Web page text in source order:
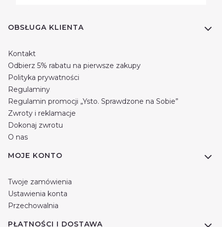
Linki w stopce
OBSŁUGA KLIENTA
Kontakt
Odbierz 5% rabatu na pierwsze zakupy
Polityka prywatności
Regulaminy
Regulamin promocji „Ysto. Sprawdzone na Sobie”
Zwroty i reklamacje
Dokonaj zwrotu
O nas
MOJE KONTO
Twoje zamówienia
Ustawienia konta
Przechowalnia
PŁATNOŚCI I DOSTAWA